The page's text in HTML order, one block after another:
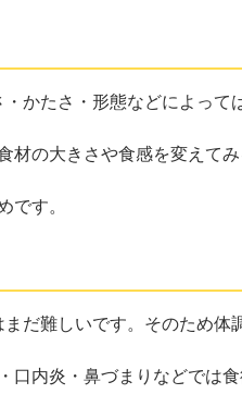
かたさ・形態などによって
の大きさや食感を変えて
です。
だ難しいです。そのため体
内炎・鼻づまりなどでは